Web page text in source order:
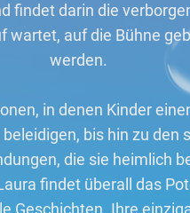
findet darin die
wartet, auf die Bühne
werden.
in denen Kinder
bis hin zu den
die sie heimlich
findet überall das
Geschichten. Ihre